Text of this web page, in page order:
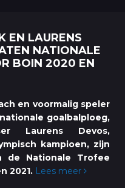
EN LAURENS
NATIONALE
BOIN 2020 EN
en voormalig speler
goalbalploeg,
Laurens Devos,
kampioen, zijn
de Nationale Trofee
2021. Lees meer